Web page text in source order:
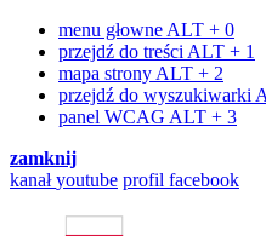
menu głowne ALT + 0
przejdź do treści ALT + 1
mapa strony ALT + 2
przejdź do wyszukiwarki
panel WCAG ALT + 3
zamknij
kanałyoutube profil facebook